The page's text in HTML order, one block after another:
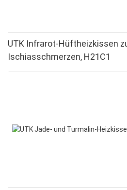
UTK Infrarot-Hüftheizkissen
Ischiasschmerzen, H21C1